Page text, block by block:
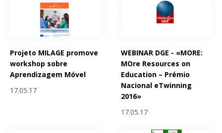
Projeto MILAGE promove
workshop sobre
Aprendizagem Móvel
17.05.17
WEBINAR DGE - «MORE:
MOre Resources on
Education – Prémio
Nacional eTwinning
2016»
17.05.17